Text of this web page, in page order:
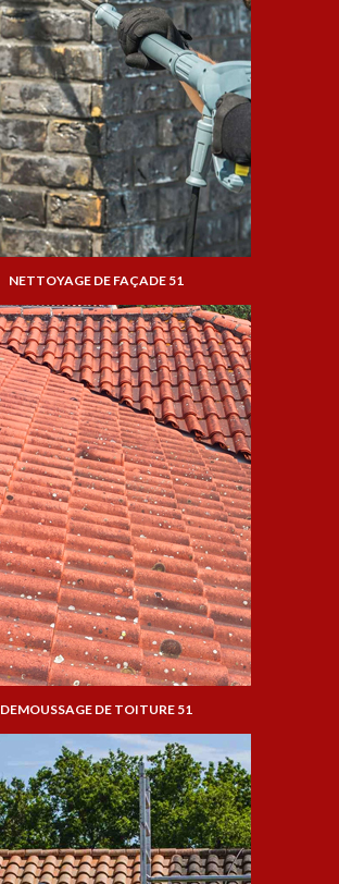
NETTOYAGE DE FAÇADE 51
DEMOUSSAGE DE TOITURE 51